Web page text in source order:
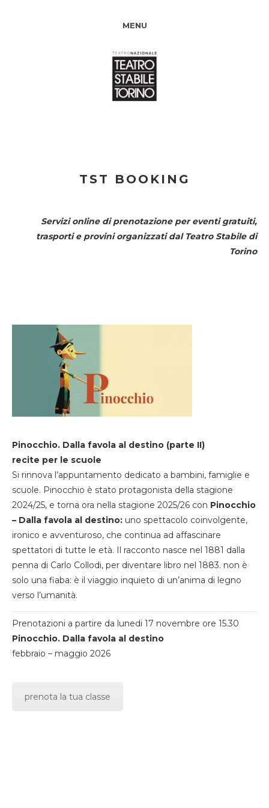
MENU
TST BOOKING
Servizi online di prenotazione per eventi gratuiti,
trasporti e provini organizzati dal Teatro Stabile di
Torino
Pinocchio. Dalla favola al destino (parte II)
recite per le scuole
Si rinnova l’appuntamento dedicato a bambini, famiglie e
scuole. Pinocchio è stato protagonista della stagione
2024/25, e torna ora nella stagione 2025/26 con Pinocchio
– Dalla favola al destino: uno spettacolo coinvolgente,
ironico e avventuroso, che continua ad affascinare
spettatori di tutte le età. Il racconto nasce nel 1881 dalla
penna di Carlo Collodi, per diventare libro nel 1883. non è
solo una fiaba: è il viaggio inquieto di un’anima di legno
verso l’umanità.
Prenotazioni a partire da lunedi 17 novembre ore 15.30
Pinocchio. Dalla favola al destino
febbraio – maggio 2026
prenota la tua classe